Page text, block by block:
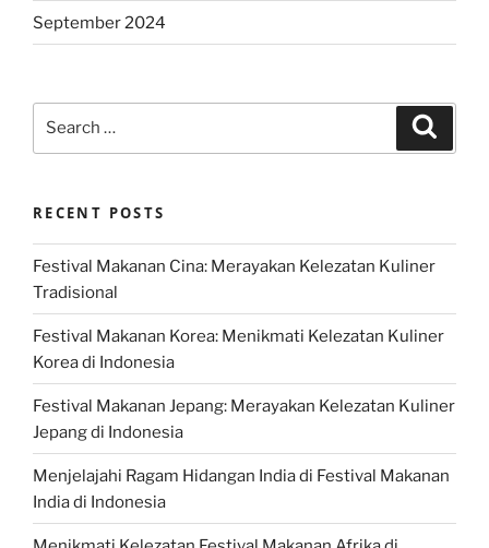
September 2024
RECENT POSTS
Festival Makanan Cina: Merayakan Kelezatan Kuliner
Tradisional
Festival Makanan Korea: Menikmati Kelezatan Kuliner
Korea di Indonesia
Festival Makanan Jepang: Merayakan Kelezatan Kuliner
Jepang di Indonesia
Menjelajahi Ragam Hidangan India di Festival Makanan
India di Indonesia